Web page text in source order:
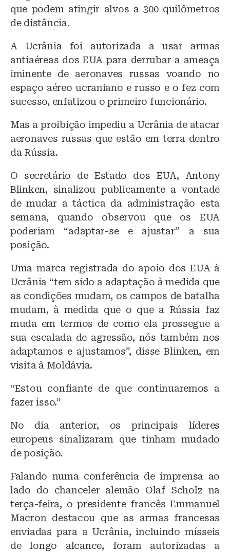
que podem atingir alvos a 300 quilômetros
de distância.
A Ucrânia foi autorizada a usar armas
antiaéreas dos EUA para derrubar a ameaça
iminente de aeronaves russas voando no
espaço aéreo ucraniano e russo e o fez com
sucesso, enfatizou o primeiro funcionário.
Mas a proibição impediu a Ucrânia de atacar
aeronaves russas que estão em terra dentro
da Rússia.
O secretário de Estado dos EUA, Antony
Blinken, sinalizou publicamente a vontade
de mudar a táctica da administração esta
semana, quando observou que os EUA
poderiam “adaptar-se e ajustar” a sua
posição.
Uma marca registrada do apoio dos EUA à
Ucrânia “tem sido a adaptação à medida que
as condições mudam, os campos de batalha
mudam, à medida que o que a Rússia faz
muda em termos de como ela prossegue a
sua escalada de agressão, nós também nos
adaptamos e ajustamos”, disse Blinken, em
visita à Moldávia.
“Estou confiante de que continuaremos a
fazer isso.”
No dia anterior, os principais líderes
europeus sinalizaram que tinham mudado
de posição.
Falando numa conferência de imprensa ao
lado do chanceler alemão Olaf Scholz na
terça-feira, o presidente francês Emmanuel
Macron destacou que as armas francesas
enviadas para a Ucrânia, incluindo mísseis
de longo alcance, foram autorizadas a